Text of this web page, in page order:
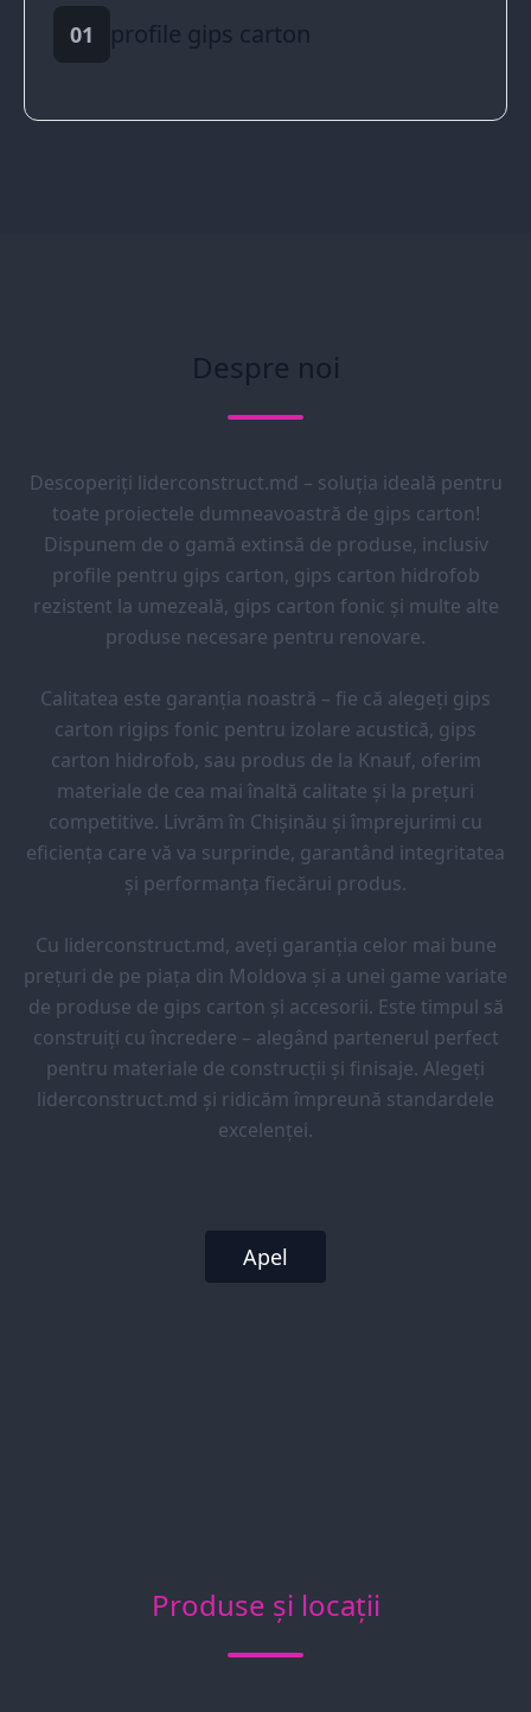
01 profile gips carton
Despre noi
Descoperiți liderconstruct.md – soluția ideală pentru
toate proiectele dumneavoastră de gips carton!
Dispunem de o gamă extinsă de produse, inclusiv
profile pentru gips carton, gips carton hidrofob
rezistent la umezeală, gips carton fonic și multe alte
produse necesare pentru renovare.
Calitatea este garanția noastră – fie că alegeți gips
carton rigips fonic pentru izolare acustică, gips
carton hidrofob, sau produs de la Knauf, oferim
materiale de cea mai înaltă calitate și la prețuri
competitive. Livrăm în Chișinău și împrejurimi cu
eficiența care vă va surprinde, garantând integritatea
și performanța fiecărui produs.
Cu liderconstruct.md, aveți garanția celor mai bune
prețuri de pe piața din Moldova și a unei game variate
de produse de gips carton și accesorii. Este timpul să
construiți cu încredere – alegând partenerul perfect
pentru materiale de construcții și finisaje. Alegeți
liderconstruct.md și ridicăm împreună standardele
excelenței.
Apel
Produse și locații